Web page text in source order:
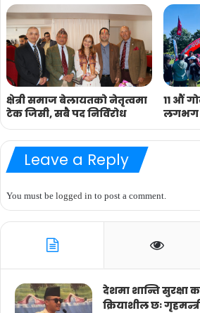
क्षेत्री समाज बेलायतको नेतृत्वमा
टेक जिसी, सबै पद निर्विरोध
११ औं
लगभग
Leave a Reply
You must be logged in to post a comment.
देशमा शान्ति सुरक्षा
क्रियाशील छः